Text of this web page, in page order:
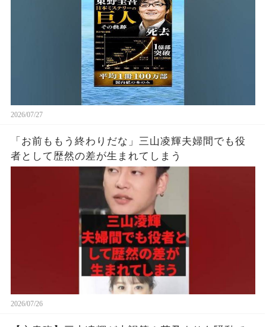
2026/07/27
「お前ももう終わりだな」三山凌輝夫婦間でも役
者として歴然の差が生まれてしまう
2026/07/26